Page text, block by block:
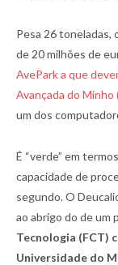
Pesa 26 toneladas,
de 20 milhões de
AvePark a que
Avançada do Minho
um dos
É “verde” em
capacidade de
segundo. O
ao abrigo do de um
Tecnologia (FCT)
Universidade do